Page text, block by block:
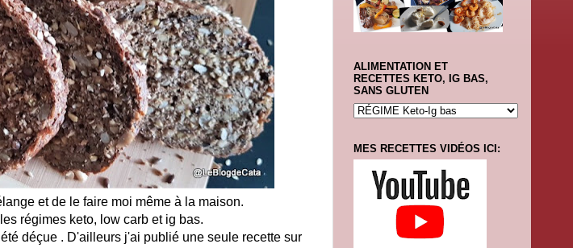
et de le faire moi même à la maison.
régimes keto, low carb et ig bas.
déçue . D'ailleurs j'ai publié une seule recette sur
ALIMENTATION ET
RECETTES KETO, IG BAS,
SANS GLUTEN
MES RECETTES VIDÉOS ICI: